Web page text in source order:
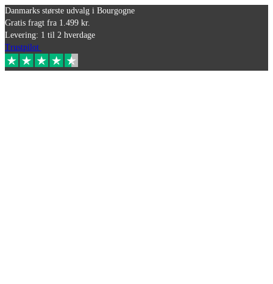
Danmarks største udvalg i Bourgogne
Gratis fragt fra 1.499 kr.
Levering: 1 til 2 hverdage
Trustpilot